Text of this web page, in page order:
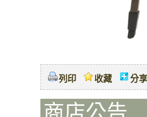
列印 收藏 分享